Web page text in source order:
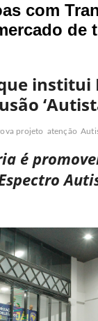
com
de
institui
projeto atenção
é